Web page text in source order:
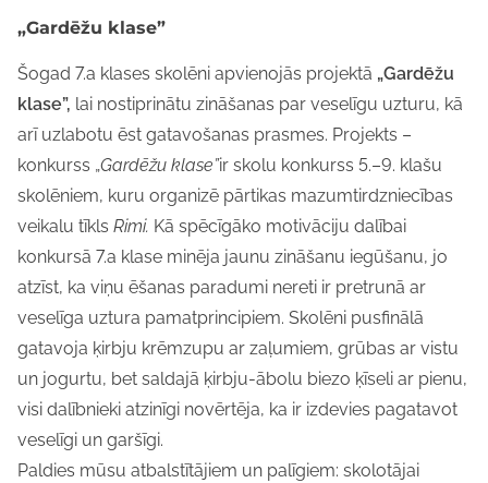
„Gardēžu klase”
Šogad 7.a klases skolēni apvienojās projektā „Gardēžu
klase”, lai nostiprinātu zināšanas par veselīgu uzturu, kā
arī uzlabotu ēst gatavošanas prasmes. Projekts –
konkurss „Gardēžu klase”ir skolu konkurss 5.–9. klašu
skolēniem, kuru organizē pārtikas mazumtirdzniecības
veikalu tīkls Rimi. Kā spēcīgāko motivāciju dalībai
konkursā 7.a klase minēja jaunu zināšanu iegūšanu, jo
atzīst, ka viņu ēšanas paradumi nereti ir pretrunā ar
veselīga uztura pamatprincipiem. Skolēni pusfinālā
gatavoja ķirbju krēmzupu ar zaļumiem, grūbas ar vistu
un jogurtu, bet saldajā ķirbju-ābolu biezo ķīseli ar pienu,
visi dalībnieki atzinīgi novērtēja, ka ir izdevies pagatavot
veselīgi un garšīgi.
Paldies mūsu atbalstītājiem un palīgiem: skolotājai